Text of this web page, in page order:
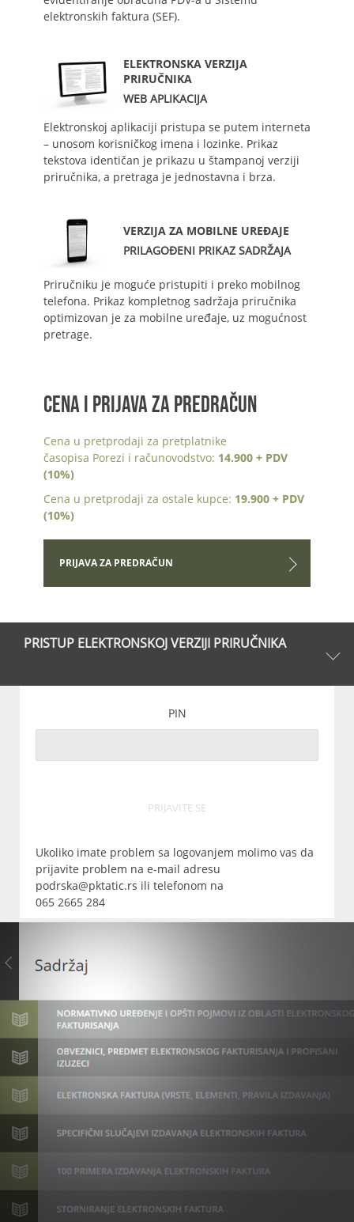
elektronskih faktura (SEF).
ELEKTRONSKA VERZIJA
PRIRUČNIKA
WEB APLIKACIJA
Elektronskoj aplikaciji pristupa se putem interneta
– unosom korisničkog imena i lozinke. Prikaz
tekstova identičan je prikazu u štampanoj verziji
priručnika, a pretraga je jednostavna i brza.
VERZIJA ZA MOBILNE UREĐAJE
PRILAGOĐENI PRIKAZ SADRŽAJA
Priručniku je moguće pristupiti i preko mobilnog
telefona. Prikaz kompletnog sadržaja priručnika
optimizovan je za mobilne uređaje, uz mogućnost
pretrage.
CENA I PRIJAVA ZA PREDRAČUN
Cena u pretprodaji za pretplatnike
časopisa Porezi i računovodstvo: 14.900 + PDV
(10%)
Cena u pretprodaji za ostale kupce: 19.900 + PDV
(10%)
PRIJAVA ZA PREDRAČUN
PRISTUP ELEKTRONSKOJ VERZIJI PRIRUČNIKA
PIN
PRIJAVITE SE
Ukoliko imate problem sa logovanjem molimo vas da
prijavite problem na e-mail adresu
podrska@pktatic.rs ili telefonom na
065 2665 284